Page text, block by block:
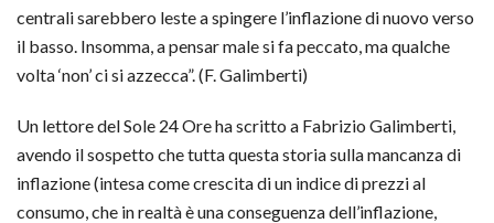
centrali sarebbero leste a spingere l’inflazione di nuovo verso
il basso. Insomma, a pensar male si fa peccato, ma qualche
volta ‘non’ ci si azzecca”. (F. Galimberti)
Un lettore del Sole 24 Ore ha scritto a Fabrizio Galimberti,
avendo il sospetto che tutta questa storia sulla mancanza di
inflazione (intesa come crescita di un indice di prezzi al
consumo, che in realtà è una conseguenza dell’inflazione,